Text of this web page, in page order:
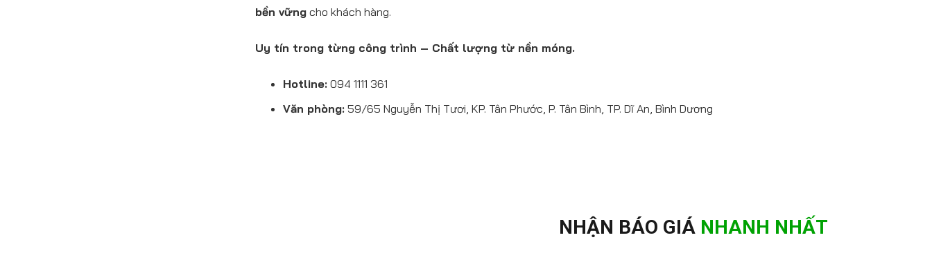
bền vững cho khách hàng.
Uy tín trong từng công trình – Chất lượng từ nền móng.
Hotline: 094 1111 361
Văn phòng: 59/65 Nguyễn Thị Tươi, KP. Tân Phước, P. Tân Bình, TP. Dĩ An, Bình Dương
NHẬN BÁO GIÁ NHANH NHẤT